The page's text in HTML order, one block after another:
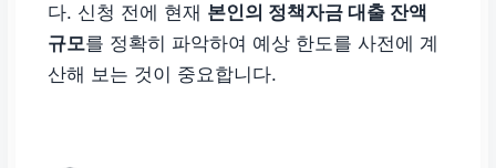
다. 신청 전에 현재 본인의 정책자금 대출 잔액
규모를 정확히 파악하여 예상 한도를 사전에 계
산해 보는 것이 중요합니다.